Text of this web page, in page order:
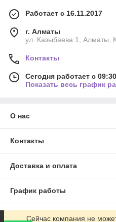
Работает с 16.11.2017
г. Алматы
ул. Казыбаева 1, Алматы,
Контакты
Сегодня работает с
Показать весь график
О нас
Контакты
Доставка и оплата
График работы
Полная версия сайта
Сейчас компания не